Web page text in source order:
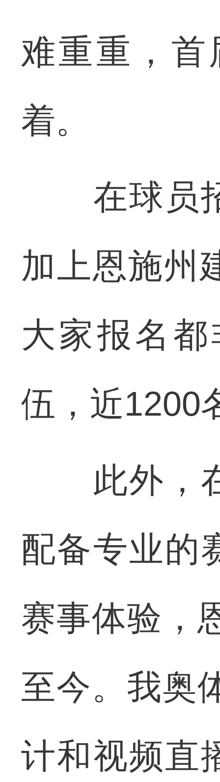
难重重，
着。
在球员招
加上恩施州
大家报名
伍，近1200
此外，在
配备专业的
赛事体验，
至今。我奥
计和视频直